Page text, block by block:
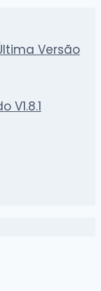
Versão
V1.8.1